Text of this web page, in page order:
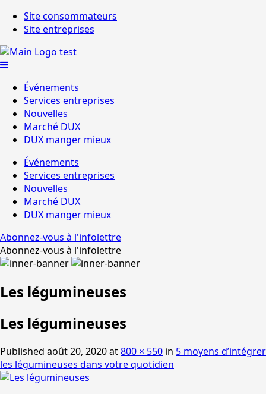
Site consommateurs
Site entreprises
Événements
Services entreprises
Nouvelles
Marché DUX
DUX manger mieux
Événements
Services entreprises
Nouvelles
Marché DUX
DUX manger mieux
Abonnez-vous à l'infolettre
Abonnez-vous à l'infolettre
Les légumineuses
Les légumineuses
Published août 20, 2020at800 × 550 in 5 moyens d’intégrer
les légumineuses dans votre quotidien